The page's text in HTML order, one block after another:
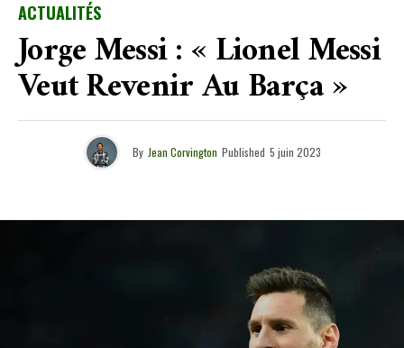
ACTUALITÉS
Jorge Messi : « Lionel Messi
Veut Revenir Au Barça »
By Jean Corvington Published 5 juin 2023